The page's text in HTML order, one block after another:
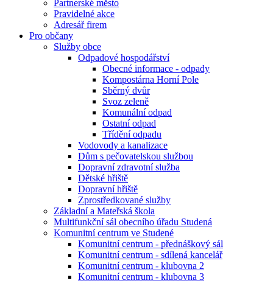
Partnerské město
Pravidelné akce
Adresář firem
Pro občany
Služby obce
Odpadové hospodářství
Obecné informace - odpady
Kompostárna Horní Pole
Sběrný dvůr
Svoz zeleně
Komunální odpad
Ostatní odpad
Třídění odpadu
Vodovody a kanalizace
Dům s pečovatelskou službou
Dopravní zdravotní služba
Dětské hřiště
Dopravní hřiště
Zprostředkované služby
Základní a Mateřská škola
Multifunkční sál obecního úřadu Studená
Komunitní centrum ve Studené
Komunitní centrum - přednáškový sál
Komunitní centrum - sdílená kancelář
Komunitní centrum - klubovna 2
Komunitní centrum - klubovna 3